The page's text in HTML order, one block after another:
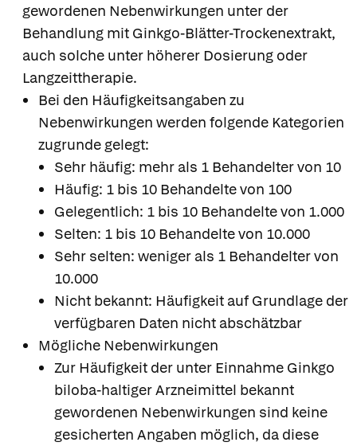
gewordenen Nebenwirkungen unter der
Behandlung mit Ginkgo-Blätter-Trockenextrakt,
auch solche unter höherer Dosierung oder
Langzeittherapie.
Bei den Häufigkeitsangaben zu
Nebenwirkungen werden folgende Kategorien
zugrunde gelegt:
Sehr häufig: mehr als 1 Behandelter von 10
Häufig: 1 bis 10 Behandelte von 100
Gelegentlich: 1 bis 10 Behandelte von 1.000
Selten: 1 bis 10 Behandelte von 10.000
Sehr selten: weniger als 1 Behandelter von
10.000
Nicht bekannt: Häufigkeit auf Grundlage der
verfügbaren Daten nicht abschätzbar
Mögliche Nebenwirkungen
Zur Häufigkeit der unter Einnahme Ginkgo
biloba-haltiger Arzneimittel bekannt
gewordenen Nebenwirkungen sind keine
gesicherten Angaben möglich, da diese